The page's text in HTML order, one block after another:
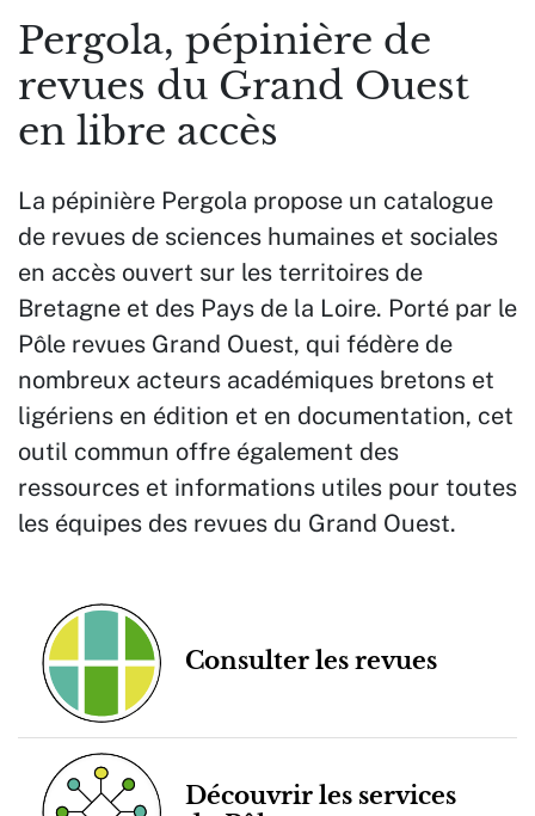
Pergola, pépinière de
revues du Grand Ouest
en libre accès
La pépinière Pergola propose un catalogue
de revues de sciences humaines et sociales
en accès ouvert sur les territoires de
Bretagne et des Pays de la Loire. Porté par le
Pôle revues Grand Ouest, qui fédère de
nombreux acteurs académiques bretons et
ligériens en édition et en documentation, cet
outil commun offre également des
ressources et informations utiles pour toutes
les équipes des revues du Grand Ouest.
Consulter les revues
Découvrir les services